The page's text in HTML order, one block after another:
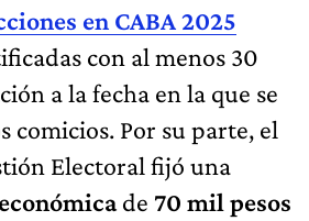
en CABA 2025
con al menos 30
a la fecha en la que se
comicios. Por su parte, el
Electoral fijó una
de 70 mil pesos